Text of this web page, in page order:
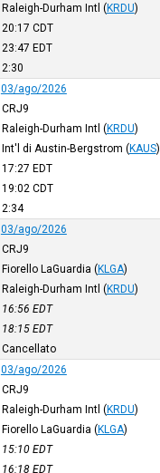
Raleigh-Durham Intl (KRDU)
20:17 CDT
23:47 EDT
2:30
03/ago/2026
CRJ9
Raleigh-Durham Intl (KRDU)
Int'l di Austin-Bergstrom (KAUS)
17:27 EDT
19:02 CDT
2:34
03/ago/2026
CRJ9
Fiorello LaGuardia (KLGA)
Raleigh-Durham Intl (KRDU)
16:56 EDT
18:15 EDT
Cancellato
03/ago/2026
CRJ9
Raleigh-Durham Intl (KRDU)
Fiorello LaGuardia (KLGA)
15:10 EDT
16:18 EDT